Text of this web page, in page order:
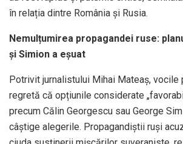
în relația dintre România și Rusia.
Nemulțumirea propagandei ruse:
și Simion a eșuat
Potrivit jurnalistului Mihai Mateaș, vocile
regretă că opțiunile considerate
precum Călin Georgescu sau George
câștige alegerile. Propagandiștii ruși